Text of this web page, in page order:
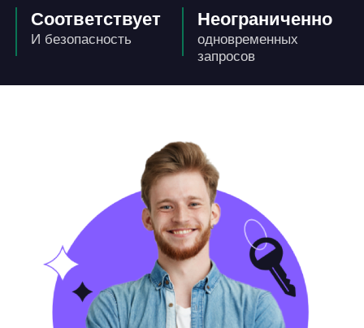
Соответствует
И безопасность
Неограниченно
одновременных
запросов